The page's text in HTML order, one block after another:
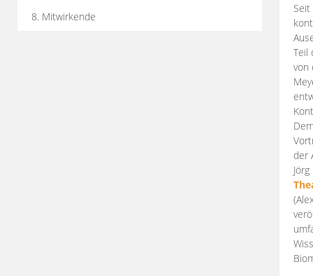
8. Mitwirkende
Teil
von
der